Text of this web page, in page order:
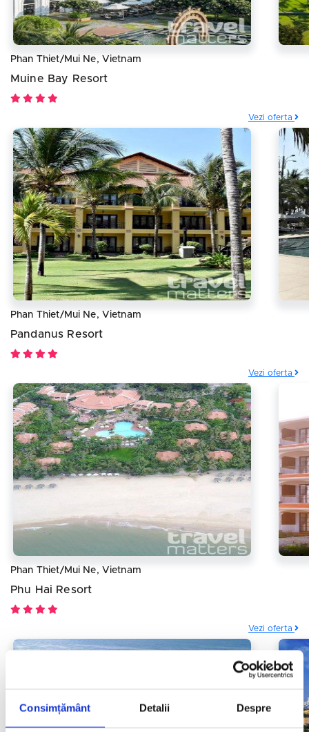
Consimțământ Detalii Despre
Phan Thiet/Mui Ne, Vietnam
Muine Bay Resort
Vezi oferta
Phan Thiet/Mui Ne, Vietnam
Pandanus Resort
Vezi oferta
Phan Thiet/Mui Ne, Vietnam
Phu Hai Resort
Vezi oferta